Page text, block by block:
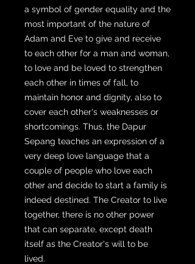
a symbol of gender equality and the
most important of the nature of
Adam and Eve to give and receive
to each other for a man and woman,
to love and be loved to strengthen
each other in times of fall, to
maintain honor and dignity, also to
cover each other's weaknesses or
shortcomings. Thus, the Dapur
Sepang teaches an expression of a
very deep love language that a
couple of people who love each
other and decide to start a family is
indeed destined. The Creator to live
together, there is no other power
that can separate, except death
itself as the Creator's will to be
lived.